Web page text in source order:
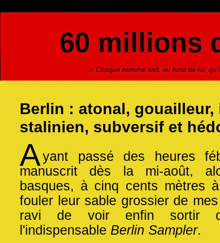
60 millions
« Chaque homme sait, au fond de lui,
Berlin : atonal, gouailleur,
stalinien, subversif et
Ayant passé des heures
manuscrit dès la mi-août,
basques, à cinq cents mètres
fouler leur sable grossier de
ravi de voir enfin sortir
l'indispensable Berlin Sampler.